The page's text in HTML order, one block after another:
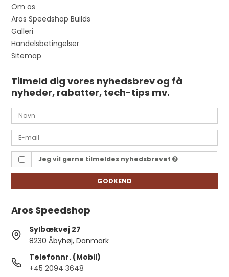
Om os
Aros Speedshop Builds
Galleri
Handelsbetingelser
Sitemap
Tilmeld dig vores nyhedsbrev og få
nyheder, rabatter, tech-tips mv.
Jeg vil gerne tilmeldes nyhedsbrevet
GODKEND
Aros Speedshop
Sylbækvej 27
8230 Åbyhøj, Danmark
Telefonnr. (Mobil)
+45 2094 3648